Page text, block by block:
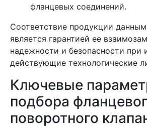
фланцевых соединений.
Соответствие продукции
является гарантией ее
надежности и безопасности при
действующие технологические
Ключевые
подбора
поворотного